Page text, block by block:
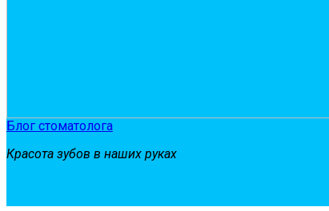
Блог стоматолога
Красота зубов в наших руках